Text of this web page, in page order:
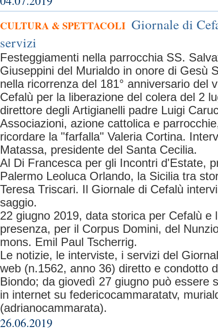
CULTURA & SPETTACOLI Giornale di
servizi
Festeggiamenti nella parrocchia SS.
Giuseppini del Murialdo in onore di Gesù
nella ricorrenza del 181° anniversario del
Cefalù per la liberazione del colera del 2
direttore degli Artigianelli padre Luigi
Associazioni, azione cattolica e
ricordare la "farfalla" Valeria Cortina.
Matassa, presidente del Santa Cecilia.
Al Di Francesca per gli Incontri d'Estate,
Palermo Leoluca Orlando, la Sicilia tra
Teresa Triscari. Il Giornale di Cefalù
saggio.
22 giugno 2019, data storica per Cefalù e
presenza, per il Corpus Domini, del
mons. Emil Paul Tscherrig.
Le notizie, le interviste, i servizi del
web (n.1562, anno 36) diretto e condotto
Biondo; da giovedì 27 giugno può essere
in internet su federicocammaratatv,
(adrianocammarata).
26.06.2019